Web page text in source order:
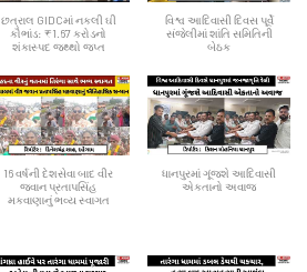
છત્રાલ GIDCમાં નકલી ઘી
કૌભાંડ: ₹1.67 કરોડનો
શંકાસ્પદ જથ્થો જપ્ત
વિશ્વ આદિવાસી દિવસ પૂર્વે
સંજેલીમાં શાંતિ સમિતિની
બેઠક
16 વર્ષની દેશસેવા બાદ વીર
જવાન પ્રતાપસિંહ
મકવાણાનું ભવ્ય સ્વાગત
ધાનપુરમાં ગૂંજશે આદિવાસી
એકતાનો અવાજ